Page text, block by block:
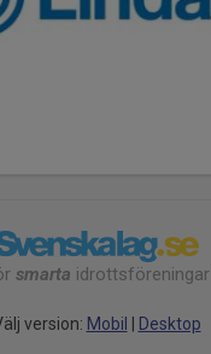
smarta idrottsföreningar
version: Mobil Desktop